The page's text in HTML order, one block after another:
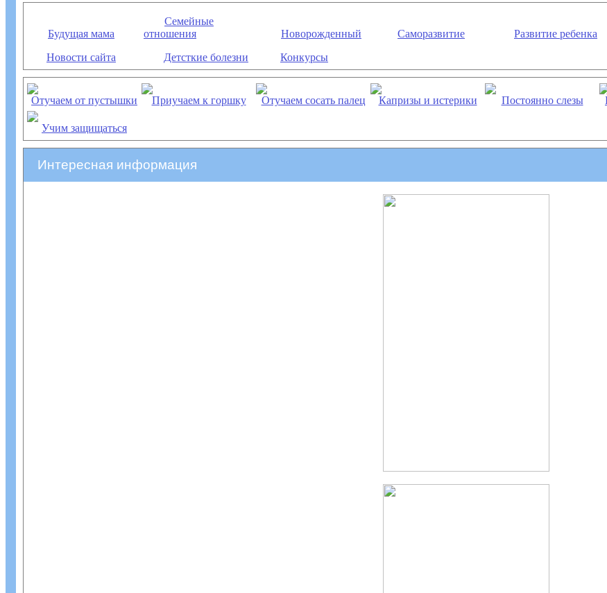
Будущая мама
Семейные
отношения
Новорожденный Саморазвитие Развитие ребенка
Новости сайта
Детсткие болезни Конкурсы
Отучаем от пустышки Приучаем к горшку Отучаем сосать палец Капризы и истерики Постоянно слезы
Учим защищаться
Интересная информация